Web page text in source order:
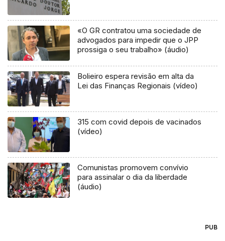
«O GR contratou uma sociedade de
advogados para impedir que o JPP
prossiga o seu trabalho» (áudio)
Bolieiro espera revisão em alta da
Lei das Finanças Regionais (vídeo)
315 com covid depois de vacinados
(vídeo)
Comunistas promovem convívio
para assinalar o dia da liberdade
(áudio)
PUB